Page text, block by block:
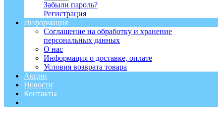
Забыли пароль?
Регистрация
Информация
Соглашение на обработку и хранение
персональных данных
О нас
Информация о доставке, оплате
Условия возврата товара
Акции
Новости
Контакты